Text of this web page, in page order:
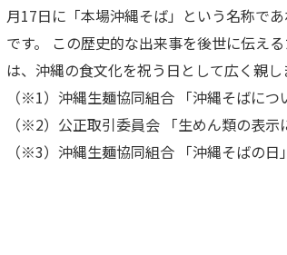
月17日に「本場沖縄そば」という名称で
です。 この歴史的な出来事を後世に伝え
は、沖縄の食文化を祝う日として広く親し
（※1）沖縄生麺協同組合 「沖縄そばにつ
（※2）公正取引委員会 「生めん類の表
（※3）沖縄生麺協同組合 「沖縄そばの日」